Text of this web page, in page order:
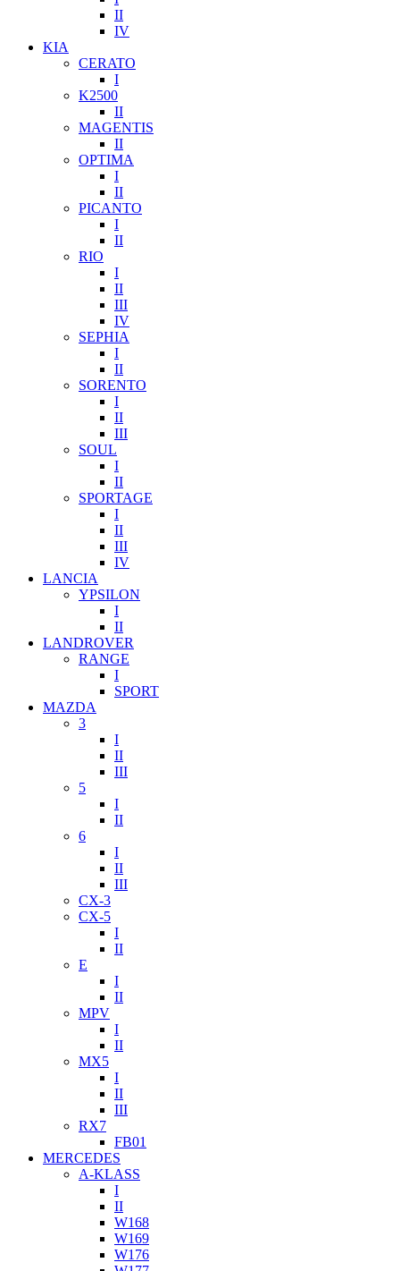
II
IV
KIA
CERATO
I
K2500
II
MAGENTIS
II
OPTIMA
I
II
PICANTO
I
II
RIO
I
II
III
IV
SEPHIA
I
II
SORENTO
I
II
III
SOUL
I
II
SPORTAGE
I
II
III
IV
LANCIA
YPSILON
I
II
LANDROVER
RANGE
I
SPORT
MAZDA
3
I
II
III
5
I
II
6
I
II
III
CX-3
CX-5
I
II
E
I
II
MPV
I
II
MX5
I
II
III
RX7
FB01
MERCEDES
A-KLASS
I
II
W168
W169
W176